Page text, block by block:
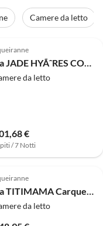
Camere da letto
Villa JADE HYÃˆRES COSTEBELLE
da letto
€
/ 7 Notti
Villa TITIMAMA Carqueiranne
da letto